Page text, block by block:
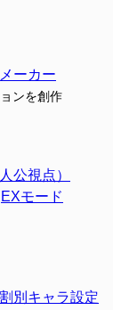
ーカー
ンを創作
公視点）
EXモード
別キャラ設定